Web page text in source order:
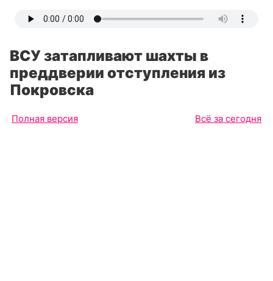
ВСУ затапливают шахты в
преддверии отступления из
Покровска
Полная версия Всё за сегодня